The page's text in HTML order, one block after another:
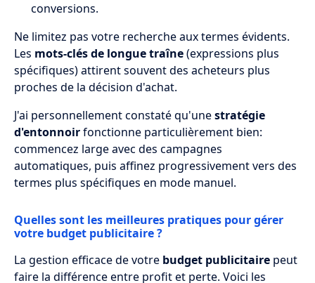
conversions.
Ne limitez pas votre recherche aux termes évidents.
Les mots-clés de longue traîne(expressions plus
spécifiques) attirent souvent des acheteurs plus
proches de la décision d'achat.
J'ai personnellement constaté qu'unestratégie
d'entonnoirfonctionne particulièrement bien:
commencez large avec des campagnes
automatiques, puis affinez progressivement vers des
termes plus spécifiques en mode manuel.
Quelles sont les meilleures pratiques pour gérer
votre budget publicitaire ?
La gestion efficace de votre budget publicitaire peut
faire la différence entre profit et perte. Voici les